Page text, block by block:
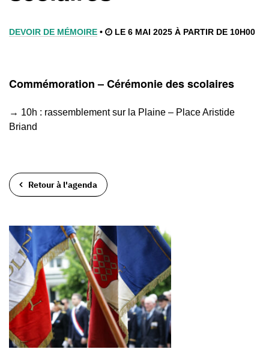
DEVOIR DE MÉMOIRE • LE 6 MAI 2025 À PARTIR DE 10H00
Commémoration – Cérémonie des scolaires
→ 10h : rassemblement sur la Plaine – Place Aristide
Briand
Retour à l'agenda